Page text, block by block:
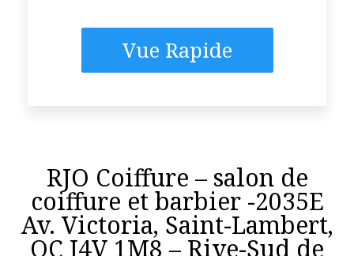
Vue Rapide
RJO Coiffure – salon de
coiffure et barbier -2035E
Av. Victoria, Saint-Lambert,
QC J4V 1M8 – Rive-Sud de